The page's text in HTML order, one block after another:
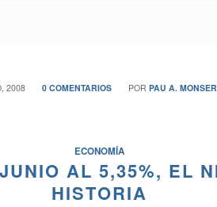
2008 0 COMENTARIOS
/ PORPAU A.
ECONOMÍA
AL 5,35%, EL
HISTORIA